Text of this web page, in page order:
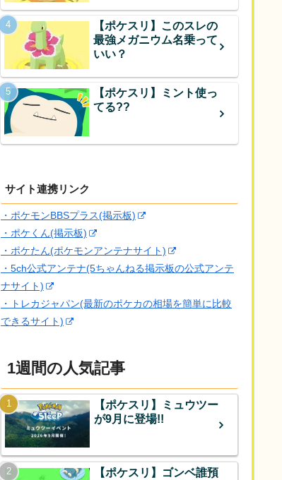
【ポケスリ】このスレの
最強メガニウム名乗って
いい？
【ポケスリ】ミント使っ
てる??
サイト連携リンク
・ポケモンBBSプラス(掲示板)
・ポケくん(掲示板)
・ポケたん(ポケモンアンテナサイト)
・5ch公式アンテナ(5ちゃんねる掲示板の公式アンテ
ナサイト)
・トレカジャパン(最新のポケカの相場を簡単に比較
できるサイト)
1週間の人気記事
【ポケスリ】ミュウツー
が9月に登場!!
【ポケスリ】ゴンベ誰預